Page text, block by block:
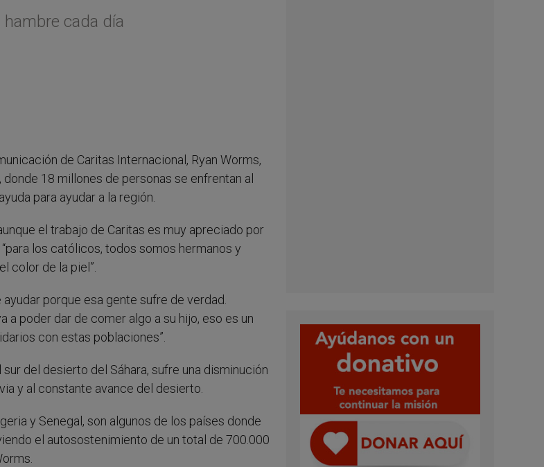
cada día
de Caritas Internacional, Ryan Worms,
18 millones de personas se enfrentan al
para ayudar a la región.
el trabajo de Caritas es muy apreciado por
los católicos, todos somos hermanos y
color de la piel”.
porque esa gente sufre de verdad.
a poder dar de comer algo a su hijo, eso es un
con estas poblaciones”.
del desierto del Sáhara, sufre una disminución
y al constante avance del desierto.
y Senegal, son algunos de los países donde
el autosostenimiento de un total de 700.000